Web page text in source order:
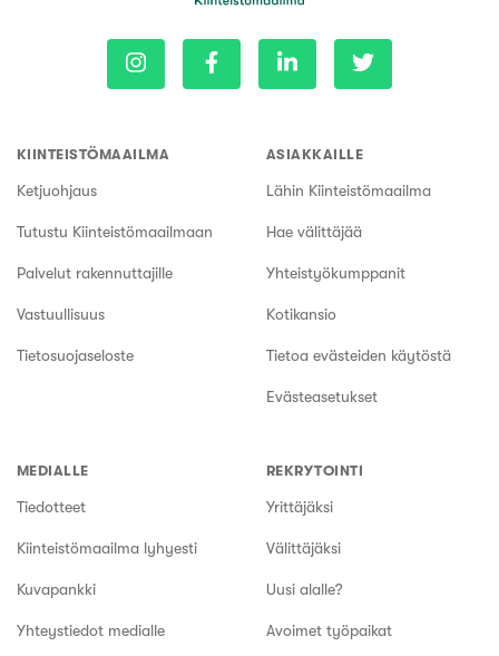
KIINTEISTÖMAAILMA
Ketjuohjaus
Tutustu Kiinteistömaailmaan
Palvelut rakennuttajille
Vastuullisuus
Tietosuojaseloste
ASIAKKAILLE
Lähin Kiinteistömaailma
Hae välittäjää
Yhteistyökumppanit
Kotikansio
Tietoa evästeiden käytöstä
Evästeasetukset
MEDIALLE
Tiedotteet
Kiinteistömaailma lyhyesti
Kuvapankki
Yhteystiedot medialle
REKRYTOINTI
Yrittäjäksi
Välittäjäksi
Uusi alalle?
Avoimet työpaikat